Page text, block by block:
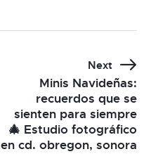
Next
Minis Navideñas:
recuerdos que se
sienten para siempre
🎄 Estudio fotográfico
en cd. obregon, sonora